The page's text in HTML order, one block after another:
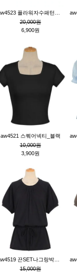
20,000원
6,900원
aw4521 스퀘어넥티_블랙
10,000원
3,900원
15,000원